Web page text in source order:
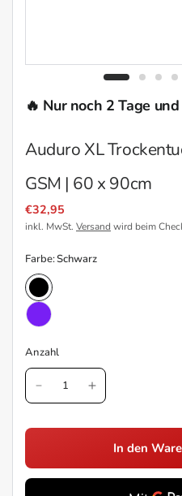
🔥 Nur noch 2 Tage
Auduro XL
GSM | 60 x 90cm
€32,95
inkl. MwSt. Versand wird beim
Farbe:Schwarz
Anzahl
In den